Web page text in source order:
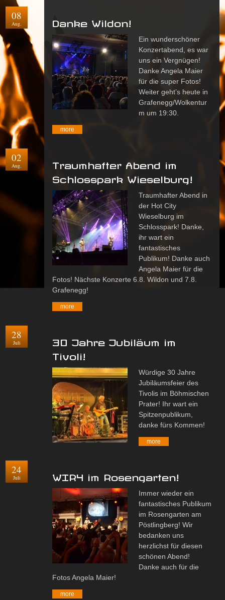
08
Aug. Danke Wildon!
Ein wunderschöner
Konzertabend, es war
uns ein Vergnügen!
Danke Angela Maier
für die super Fotos!
Weiter geht’s heute in
Grafenegg/Wolkentur
m um 19:30.
more
02
Aug.
Traumhafter Abend im
Schlosspark Wieselburg!
Traumhafter Abend in
der Hot City
Wieselburg im
Schlosspark! Danke,
ihr wart ein
fantastisches
Publikum! Danke auch
Angela Maier für die
Fotos! Nächste Konzerte 6.8. Wildon und 7.8.
Grafenegg!
more
28
Juli
30 Jahre Jubiläum im
Tivoli!
Würdige 30 Jahre
Jubiläumsfeier des
Tivolis im Böhmischen
Prater! Ihr wart ein
Spitzenpublikum,
danke fürs Kommen!
more
24
Juli WIR4 im Rosengarten!
Immer wieder ein
fantastisches Publikum
im Rosengarten am
Pöstlingberg! Wir
bedanken uns
herzlichst für diesen
schönen Abend!
Danke auch für die
Fotos Angela Maier!
more